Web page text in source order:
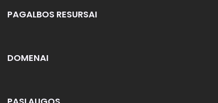
PAGALBOS RESURSAI
DOMENAI